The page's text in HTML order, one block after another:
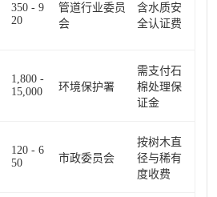
350 - 9
20
管道行业委员
会
含水质安
全认证费
1,800 -
15,000
环境保护署
需支付石
棉处理保
证金
120 - 6
50
市政委员会
按树木直
径与稀有
度收费